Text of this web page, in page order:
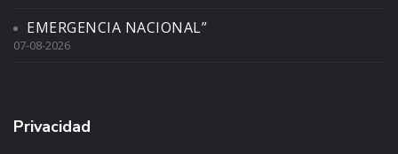
EMERGENCIA NACIONAL”
07-08-2026
Privacidad